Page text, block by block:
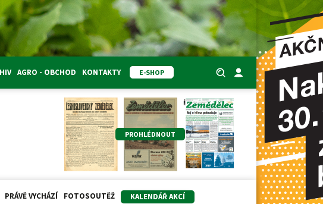
AGRO - OBCHOD KONTAKTY E-SHOP
PROHLÉDNOUT
PRÁVĚ VYCHÁZÍ FOTOSOUTĚŽ KALENDÁŘ AKCÍ